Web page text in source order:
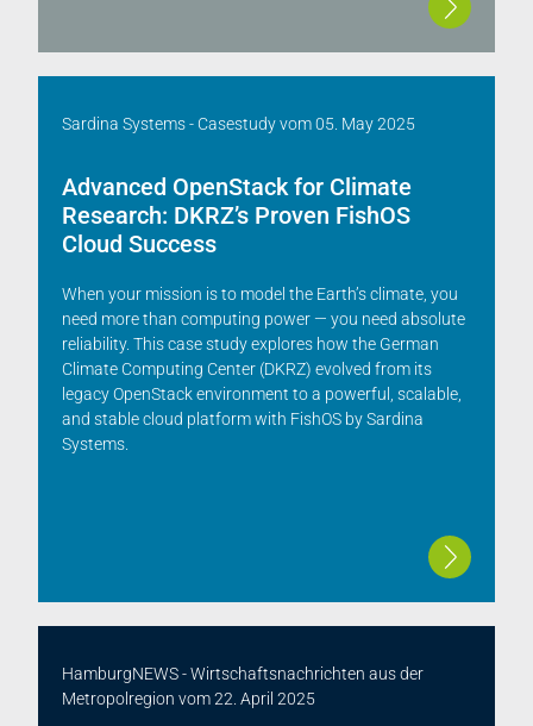
Sardina Systems - Casestudyvom05. May 2025
Advanced OpenStack for Climate
Research: DKRZ’s Proven FishOS
Cloud Success
When your mission is to model the Earth’s climate, you
need more than computing power — you need absolute
reliability. This case study explores how the German
Climate Computing Center (DKRZ) evolved from its
legacy OpenStack environment to a powerful, scalable,
and stable cloud platform with FishOS by Sardina
Systems.
HamburgNEWS - Wirtschaftsnachrichten aus der
Metropolregion vom22. April 2025